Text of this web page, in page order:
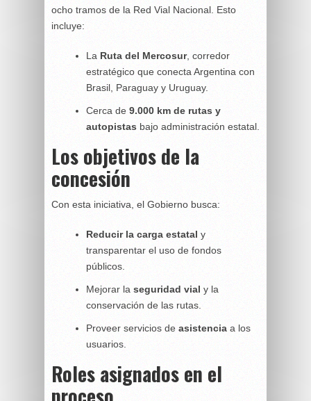
ocho tramos de la Red Vial Nacional. Esto
incluye:
La Ruta del Mercosur, corredor
estratégico que conecta Argentina con
Brasil, Paraguay y Uruguay.
Cerca de 9.000 km de rutas y
autopistas bajo administración estatal.
Los objetivos de la
concesión
Con esta iniciativa, el Gobierno busca:
Reducir la carga estatal y
transparentar el uso de fondos
públicos.
Mejorar la seguridad vial y la
conservación de las rutas.
Proveer servicios de asistencia a los
usuarios.
Roles asignados en el